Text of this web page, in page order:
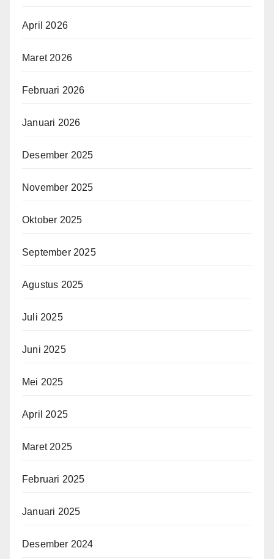
April 2026
Maret 2026
Februari 2026
Januari 2026
Desember 2025
November 2025
Oktober 2025
September 2025
Agustus 2025
Juli 2025
Juni 2025
Mei 2025
April 2025
Maret 2025
Februari 2025
Januari 2025
Desember 2024